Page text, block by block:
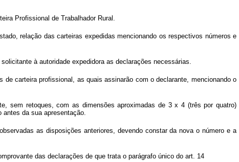
Profissional de Trabalhador Rural.
relação das carteiras expedidas mencionando os respectivos números e
à autoridade expedidora as declarações necessárias.
carteira profissional, as quais assinarão com o declarante, mencionando o
sem retoques, com as dimensões aproximadas de 3 x 4 (três por quatro)
da sua apresentação.
as disposições anteriores, devendo constar da nova o número e a
das declarações de que trata o parágrafo único do art. 14